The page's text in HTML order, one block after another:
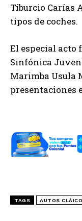
Tiburcio Carías
tipos de coches.
El especial acto
Sinfónica
Marimba Usula
presentaciones
TAGS AUTOS